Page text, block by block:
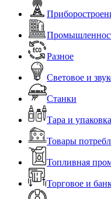
Разное
Световое и
Станки
Тара и упаковка
Товары
Топливная
Торговое и